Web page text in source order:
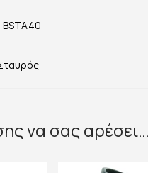
BSTA40
να σας αρέσει…